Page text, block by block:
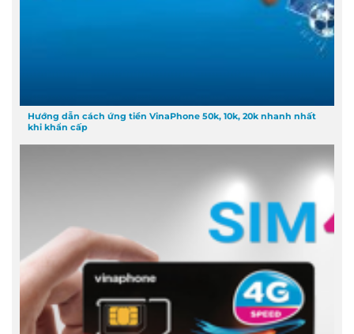
Hướng dẫn cách ứng tiền VinaPhone 50k, 10k, 20k nhanh nhất
khi khẩn cấp